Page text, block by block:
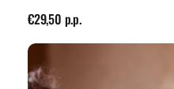
€29,50 p.p.